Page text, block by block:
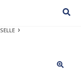
SELLE